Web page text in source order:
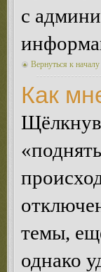
с
Вернуться к началу
Как
темы,
однако